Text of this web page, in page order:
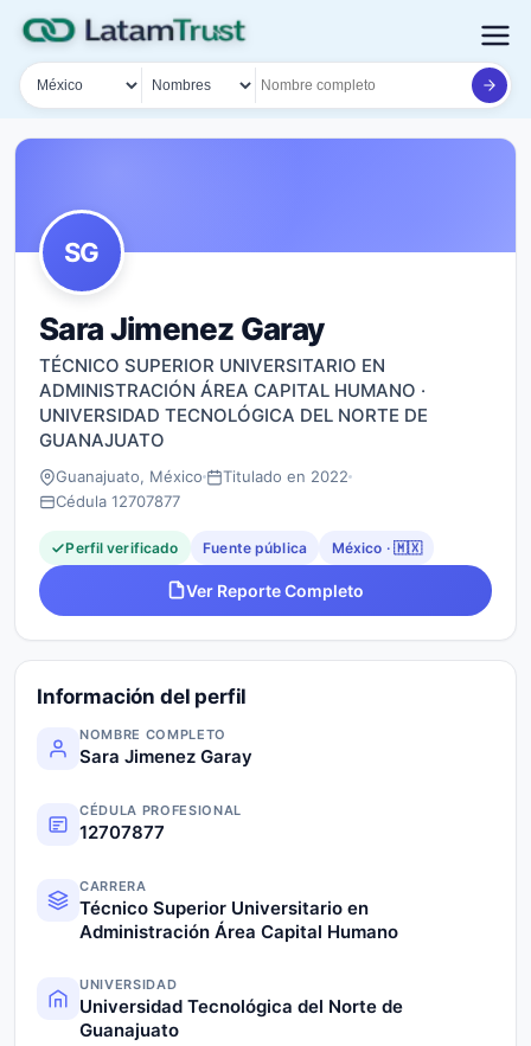
País
Tipo de búsqueda
Nombre o documento
SG
Sara Jimenez Garay
TÉCNICO SUPERIOR UNIVERSITARIO EN
ADMINISTRACIÓN ÁREA CAPITAL HUMANO ·
UNIVERSIDAD TECNOLÓGICA DEL NORTE DE
GUANAJUATO
Guanajuato, México
Titulado en 2022
Cédula 12707877
Perfil verificado Fuente pública México · 🇲🇽
Ver Reporte Completo
Información del perfil
NOMBRE COMPLETO
Sara Jimenez Garay
CÉDULA PROFESIONAL
12707877
CARRERA
Técnico Superior Universitario en
Administración Área Capital Humano
UNIVERSIDAD
Universidad Tecnológica del Norte de
Guanajuato